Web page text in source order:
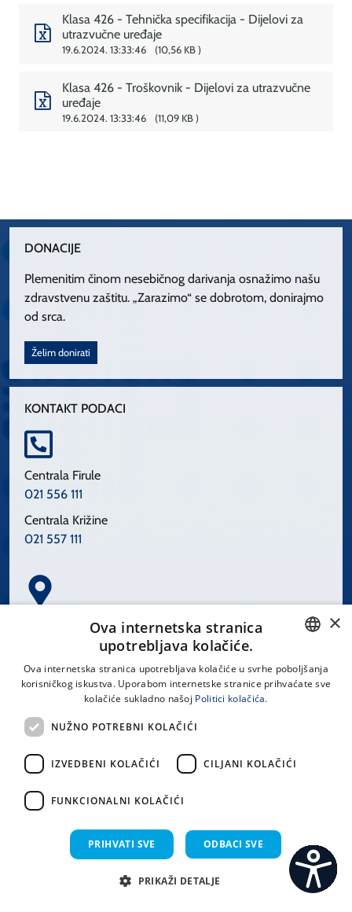
Klasa 426 - Tehnička specifikacija - Dijelovi za
utrazvučne uređaje
19.6.2024. 13:33:46 10,56 KB
Klasa 426 - Troškovnik - Dijelovi za utrazvučne
uređaje
19.6.2024. 13:33:46 11,09 KB
DONACIJE
Plemenitim činom nesebičnog darivanja osnažimo našu
zdravstvenu zaštitu. „Zarazimo“ se dobrotom, donirajmo
od srca.
Želim donirati
KONTAKT PODACI
Centrala Firule
021 556 111
Centrala Križine
021 557 111
Spinčićeva 1, 21000 Split
LINKOVI
Uvjeti korištenja
CROATIAN
×
Ova internetska stranica
upotrebljava kolačiće.
Ova internetska stranica upotrebljava kolačiće u svrhe poboljšanja
korisničkog iskustva. Uporabom internetske stranice prihvaćate sve
kolačiće sukladno našoj Politici kolačića.
NUŽNO POTREBNI KOLAČIĆI
IZVEDBENI KOLAČIĆI CILJANI KOLAČIĆI
FUNKCIONALNI KOLAČIĆI
PRIHVATI SVE ODBACI SVE
PRIKAŽI DETALJE